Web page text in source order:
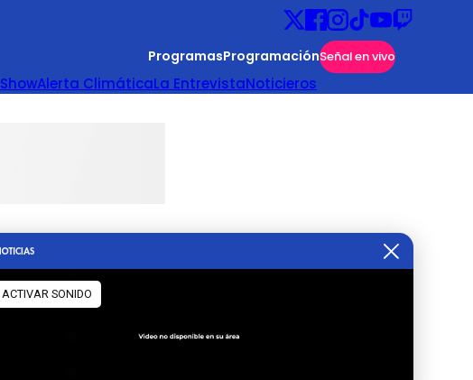
ProgramasProgramaciónSeñal en vivo
ShowAlerta ClimáticaLa EntrevistaNoticieros